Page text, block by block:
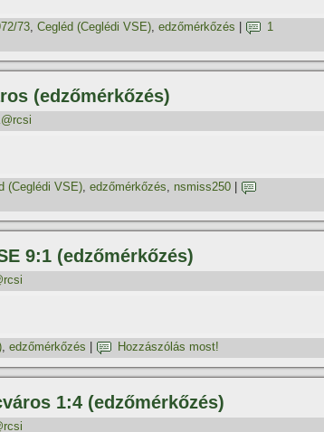
73, Cegléd (Ceglédi VSE), edzőmérkőzés
1
(edzőmérkőzés)
(Ceglédi VSE), edzőmérkőzés, nsmiss250
9:1 (edzőmérkőzés)
, edzőmérkőzés Hozzászólás most!
1:4 (edzőmérkőzés)